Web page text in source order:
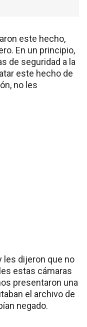
este hecho,
En un principio,
de seguridad a la
este hecho de
no les
les dijeron que no
estas cámaras
presentaron una
el archivo de
negado.